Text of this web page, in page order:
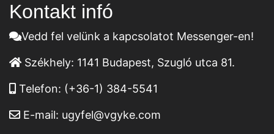
Kontakt infó
Vedd fel velünk a kapcsolatot Messenger-en!
Székhely: 1141 Budapest, Szugló utca 81.
Telefon: (+36-1) 384-5541
E-mail: ugyfel@vgyke.com